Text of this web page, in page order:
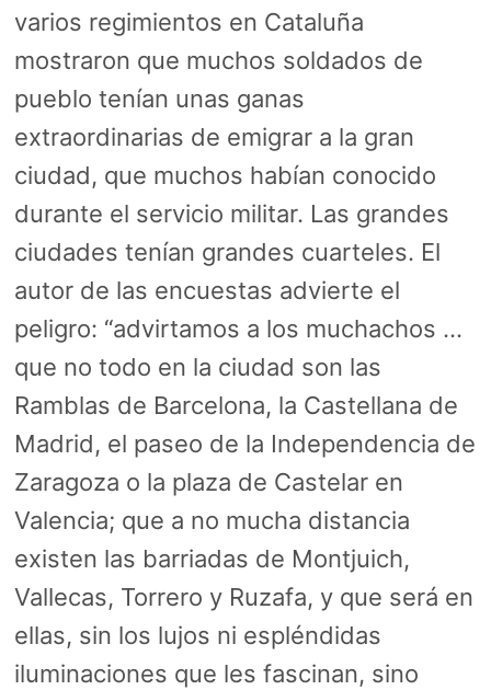
varios regimientos en Cataluña
mostraron que muchos soldados de
pueblo tenían unas ganas
extraordinarias de emigrar a la gran
ciudad, que muchos habían conocido
durante el servicio militar. Las grandes
ciudades tenían grandes cuarteles. El
autor de las encuestas advierte el
peligro: “advirtamos a los muchachos …
que no todo en la ciudad son las
Ramblas de Barcelona, la Castellana de
Madrid, el paseo de la Independencia de
Zaragoza o la plaza de Castelar en
Valencia; que a no mucha distancia
existen las barriadas de Montjuich,
Vallecas, Torrero y Ruzafa, y que será en
ellas, sin los lujos ni espléndidas
iluminaciones que les fascinan, sino